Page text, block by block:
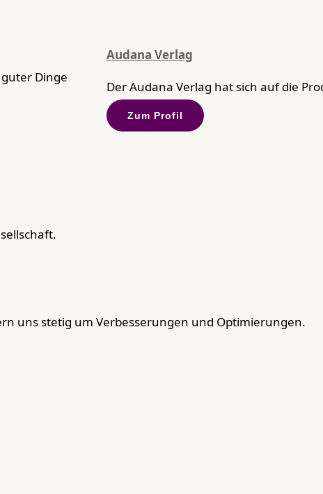
Audana Verlag
Der Audana Verlag hat sich auf die
Zum Profil
uns stetig um Verbesserungen und Optimierungen.